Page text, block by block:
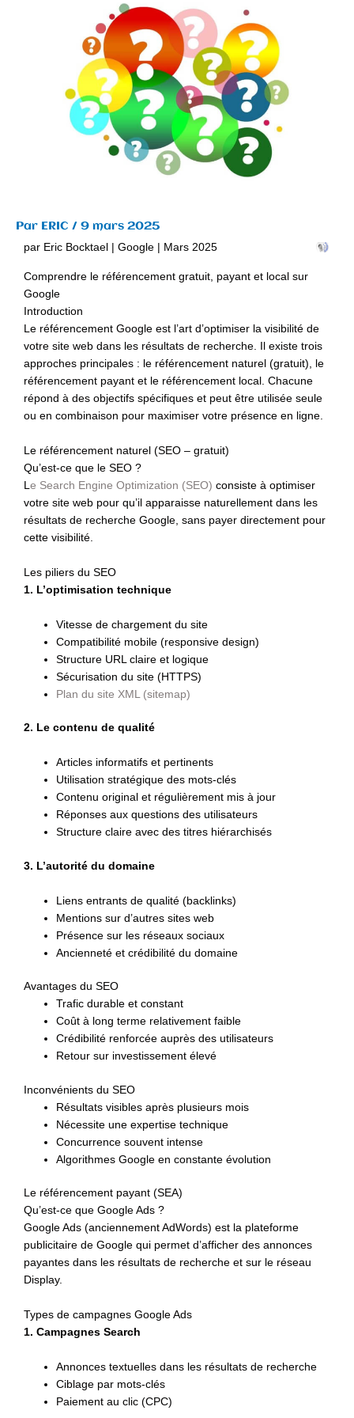
Par ERIC / 9 mars 2025
par Eric Bocktael | Google | Mars 2025
Comprendre le référencement gratuit, payant et local sur
Google
Introduction
Le référencement Google est l’art d’optimiser la visibilité de
votre site web dans les résultats de recherche. Il existe trois
approches principales : le référencement naturel (gratuit), le
référencement payant et le référencement local. Chacune
répond à des objectifs spécifiques et peut être utilisée seule
ou en combinaison pour maximiser votre présence en ligne.
Le référencement naturel (SEO – gratuit)
Qu’est-ce que le SEO ?
Le Search Engine Optimization (SEO) consiste à optimiser
votre site web pour qu’il apparaisse naturellement dans les
résultats de recherche Google, sans payer directement pour
cette visibilité.
Les piliers du SEO
1. L’optimisation technique
Vitesse de chargement du site
Compatibilité mobile (responsive design)
Structure URL claire et logique
Sécurisation du site (HTTPS)
Plan du site XML (sitemap)
2. Le contenu de qualité
Articles informatifs et pertinents
Utilisation stratégique des mots-clés
Contenu original et régulièrement mis à jour
Réponses aux questions des utilisateurs
Structure claire avec des titres hiérarchisés
3. L’autorité du domaine
Liens entrants de qualité (backlinks)
Mentions sur d’autres sites web
Présence sur les réseaux sociaux
Ancienneté et crédibilité du domaine
Avantages du SEO
Trafic durable et constant
Coût à long terme relativement faible
Crédibilité renforcée auprès des utilisateurs
Retour sur investissement élevé
Inconvénients du SEO
Résultats visibles après plusieurs mois
Nécessite une expertise technique
Concurrence souvent intense
Algorithmes Google en constante évolution
Le référencement payant (SEA)
Qu’est-ce que Google Ads ?
Google Ads (anciennement AdWords) est la plateforme
publicitaire de Google qui permet d’afficher des annonces
payantes dans les résultats de recherche et sur le réseau
Display.
Types de campagnes Google Ads
1. Campagnes Search
Annonces textuelles dans les résultats de recherche
Ciblage par mots-clés
Paiement au clic (CPC)